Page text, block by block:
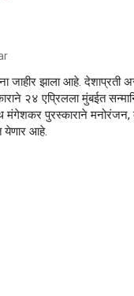
जाहीर झाला आहे.
२४ एप्रिलला मुंबईत
पुरस्काराने मनोरंजन,
येणार आहे.